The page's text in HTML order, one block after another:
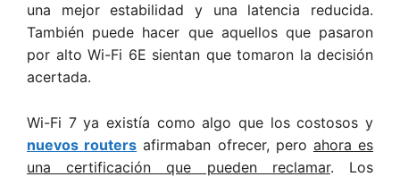
una mejor estabilidad y una latencia reducida.
También puede hacer que aquellos que pasaron
por alto Wi-Fi 6E sientan que tomaron la decisión
acertada.
Wi-Fi 7 ya existía como algo que los costosos y
nuevos routers afirmaban ofrecer, pero ahora es
una certificación que pueden reclamar. Los